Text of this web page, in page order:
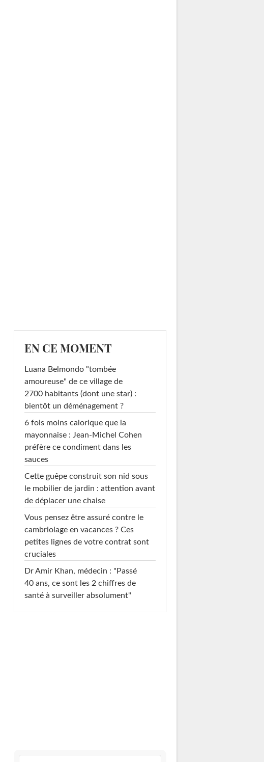
EN CE MOMENT
Luana Belmondo "tombée
amoureuse" de ce village de
2700 habitants (dont une star) :
bientôt un déménagement ?
6 fois moins calorique que la
mayonnaise : Jean-Michel Cohen
préfère ce condiment dans les
sauces
Cette guêpe construit son nid sous
le mobilier de jardin : attention avant
de déplacer une chaise
Vous pensez être assuré contre le
cambriolage en vacances ? Ces
petites lignes de votre contrat sont
cruciales
Dr Amir Khan, médecin : "Passé
40 ans, ce sont les 2 chiffres de
santé à surveiller absolument"